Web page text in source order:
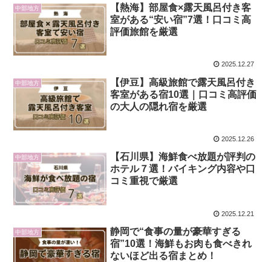
中部地方
【熱海】部屋食×露天風呂付き客
室がある“安い宿”7選！口コミ高
評価旅館を厳選
2025.12.27
中部地方
【伊豆】高級旅館で露天風呂付き
客室がある宿10選｜口コミ高評価
の大人の隠れ宿を厳選
2025.12.26
中部地方
【石川県】海鮮食べ放題が評判の
ホテル７選！バイキング内容や口
コミ重視で厳選
2025.12.21
中部地方
静岡で“食事の量が豪華すぎる
宿”10選！海鮮もお肉も食べきれ
ないほど出る宿まとめ！